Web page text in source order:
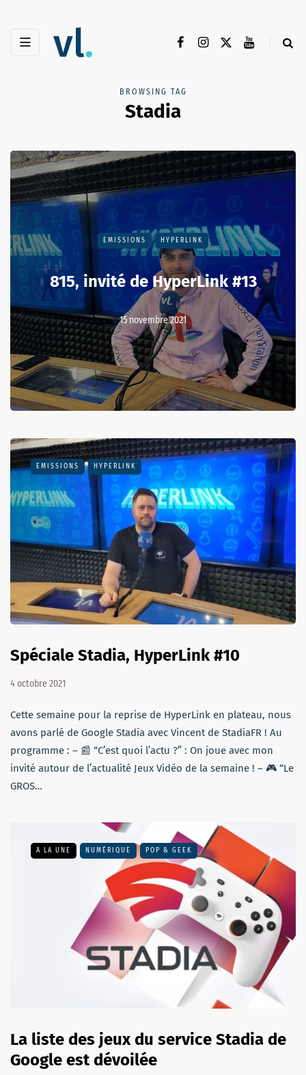
BROWSING TAG
Stadia
EMISSIONS HYPERLINK
815, invité de HyperLink #13
15 novembre 2021
EMISSIONS HYPERLINK
Spéciale Stadia, HyperLink #10
4 octobre 2021
Cette semaine pour la reprise de HyperLink en plateau, nous
avons parlé de Google Stadia avec Vincent de StadiaFR ! Au
programme : – 📰 “C’est quoi l’actu ?” : On joue avec mon
invité autour de l’actualité Jeux Vidéo de la semaine ! – 🎮 “Le
GROS…
A LA UNE NUMÉRIQUE POP & GEEK
La liste des jeux du service Stadia de
Google est dévoilée